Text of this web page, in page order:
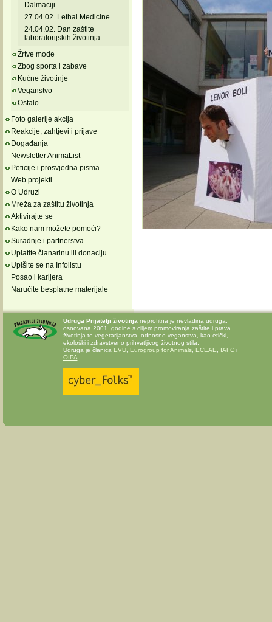
Dalmaciji
27.04.02. Lethal Medicine
24.04.02. Dan zaštite
laboratorijskih životinja
Žrtve mode
Zbog sporta i zabave
Kućne životinje
Veganstvo
Ostalo
Foto galerije akcija
Reakcije, zahtjevi i prijave
Događanja
Newsletter AnimaList
Peticije i prosvjedna pisma
Web projekti
O Udruzi
Mreža za zaštitu životinja
Aktivirajte se
Kako nam možete pomoći?
Suradnje i partnerstva
Uplatite članarinu ili donaciju
Upišite se na Infolistu
Posao i karijera
Naručite besplatne materijale
Udruga Prijatelji životinja neprofitna je nevladina udruga,
osnovana 2001. godine s ciljem promoviranja zaštite i prava
životinja te vegetarijanstva, odnosno veganstva, kao etički,
ekološki i zdravstveno prihvatljivog životnog stila.
Udruga je članica EVU, Eurogroup for Animals, ECEAE IAFCi
OIPA